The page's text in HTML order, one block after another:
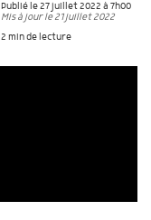
Publié le 27 juillet 2022 à 7h00
Mis à jour le 21 juillet 2022
2 min de lecture